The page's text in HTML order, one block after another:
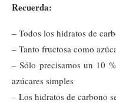
Recuerda:
– Todos los hidratos de
– Tanto fructosa como
– Sólo precisamos un 10
azúcares simples
– Los hidratos de carbono